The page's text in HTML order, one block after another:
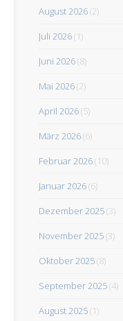
August 2026(2)
Juli 2026(1)
Juni 2026(8)
Mai 2026(2)
April 2026(5)
März 2026(6)
Februar 2026(10)
Januar 2026(6)
Dezember 2025(3)
November 2025(3)
Oktober 2025(8)
September 2025(4)
August 2025(1)